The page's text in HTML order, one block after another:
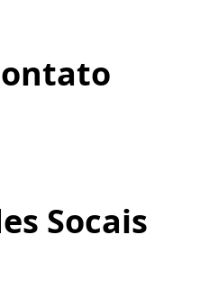
Socais